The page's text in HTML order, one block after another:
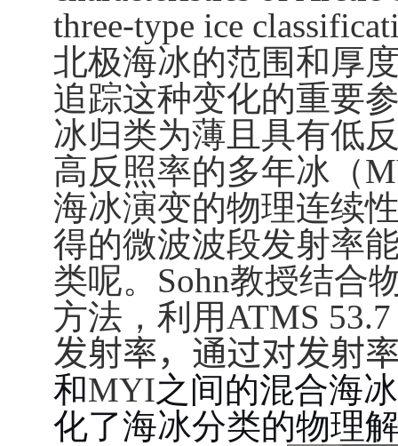
three-type ice
北极海冰的范围和厚
追踪这种变化的重要
冰归类为薄且具有低
高反照率的多年冰（
海冰演变的物理连续
得的微波波段发射率
类呢。 Sohn教授结合
方法，利用ATMS
发射率，通过对发射
和MYI之间的混合海
化了海冰分类的物理